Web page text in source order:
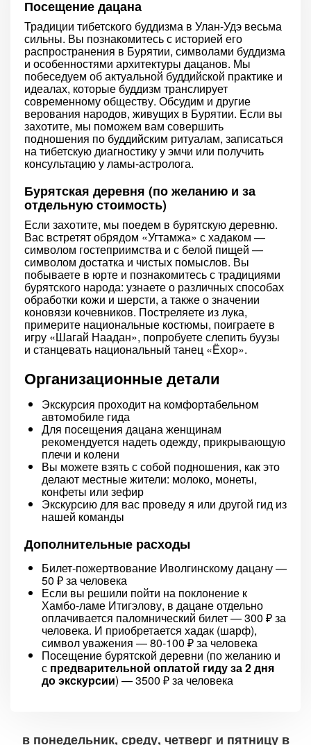
Посещение дацана
Традиции тибетского буддизма в Улан-Удэ весьма
сильны. Вы познакомитесь с историей его
распространения в Бурятии, символами буддизма
и особенностями архитектуры дацанов. Мы
побеседуем об актуальной буддийской практике и
идеалах, которые буддизм транслирует
современному обществу. Обсудим и другие
верования народов, живущих в Бурятии. Если вы
захотите, мы поможем вам совершить
подношения по буддийским ритуалам, записаться
на тибетскую диагностику у эмчи или получить
консультацию у ламы-астролога.
Бурятская деревня (по желанию и за
отдельную стоимость)
Если захотите, мы поедем в бурятскую деревню.
Вас встретят обрядом «Угтамжа» с хадаком —
символом гостеприимства и с белой пищей —
символом достатка и чистых помыслов. Вы
побываете в юрте и познакомитесь с традициями
бурятского народа: узнаете о различных способах
обработки кожи и шерсти, а также о значении
коновязи кочевников. Постреляете из лука,
примерите национальные костюмы, поиграете в
игру «Шагай Наадан», попробуете слепить буузы
и станцевать национальный танец «Ёхор».
Организационные детали
Экскурсия проходит на комфортабельном
автомобиле гида
Для посещения дацана женщинам
рекомендуется надеть одежду, прикрывающую
плечи и колени
Вы можете взять с собой подношения, как это
делают местные жители: молоко, монеты,
конфеты или зефир
Экскурсию для вас проведу я или другой гид из
нашей команды
Дополнительные расходы
Билет-пожертвование Иволгинскому дацану —
50 ₽ за человека
Если вы решили пойти на поклонение к
Хамбо-ламе Итигэлову, в дацане отдельно
оплачивается паломнический билет — 300 ₽ за
человека. И приобретается хадак (шарф),
символ уважения — 80-100 ₽ за человека
Посещение бурятской деревни (по желанию и
с предварительной оплатой гиду за 2 дня
до экскурсии) — 3500 ₽ за человека
в понедельник, среду, четверг и пятницу в